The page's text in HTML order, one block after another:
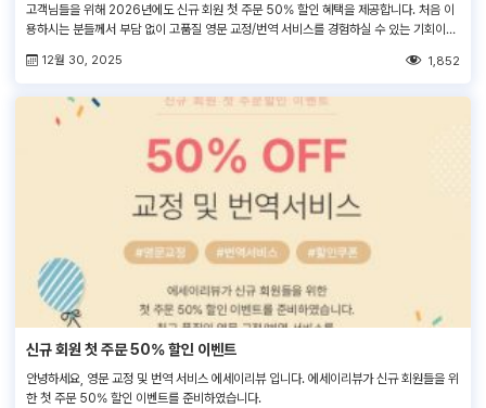
고객님들을 위해 2026년에도 신규 회원 첫 주문 50% 할인 혜택을 제공합니다. 처음 이
용하시는 분들께서 부담 없이 고품질 영문 교정/번역 서비스를 경험하실 수 있는 기회이니,
—————————————————————————————————
(할인한도 5만원) 3. 사용 범위 […]
12월 30, 2025 1,852
신규 회원 첫 주문 50% 할인 이벤트
안녕하세요, 영문 교정 및 번역 서비스 에세이리뷰 입니다. 에세이리뷰가 신규 회원들을 위
한 첫 주문 50% 할인 이벤트를 준비하였습니다.